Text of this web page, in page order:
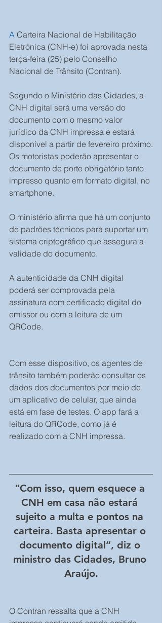
A Carteira Nacional de Habilitação
Eletrônica (CNH-e) foi aprovada nesta
terça-feira (25) pelo Conselho
Nacional de Trânsito (Contran).
Segundo o Ministério das Cidades, a
CNH digital será uma versão do
documento com o mesmo valor
jurídico da CNH impressa e estará
disponível a partir de fevereiro próximo.
Os motoristas poderão apresentar o
documento de porte obrigatório tanto
impresso quanto em formato digital, no
smartphone.
O ministério afirma que há um conjunto
de padrões técnicos para suportar um
sistema criptográfico que assegura a
validade do documento.
A autenticidade da CNH digital
poderá ser comprovada pela
assinatura com certificado digital do
emissor ou com a leitura de um
QRCode.
Com esse dispositivo, os agentes de
trânsito também poderão consultar os
dados dos documentos por meio de
um aplicativo de celular, que ainda
está em fase de testes. O app fará a
leitura do QRCode, como já é
realizado com a CNH impressa.
"Com isso, quem esquece a
CNH em casa não estará
sujeito a multa e pontos na
carteira. Basta apresentar o
documento digital”, diz o
ministro das Cidades, Bruno
Araújo.
O Contran ressalta que a CNH